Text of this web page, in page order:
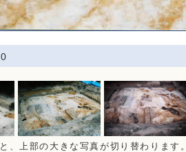
、上部の大きな写真が切り替わります。